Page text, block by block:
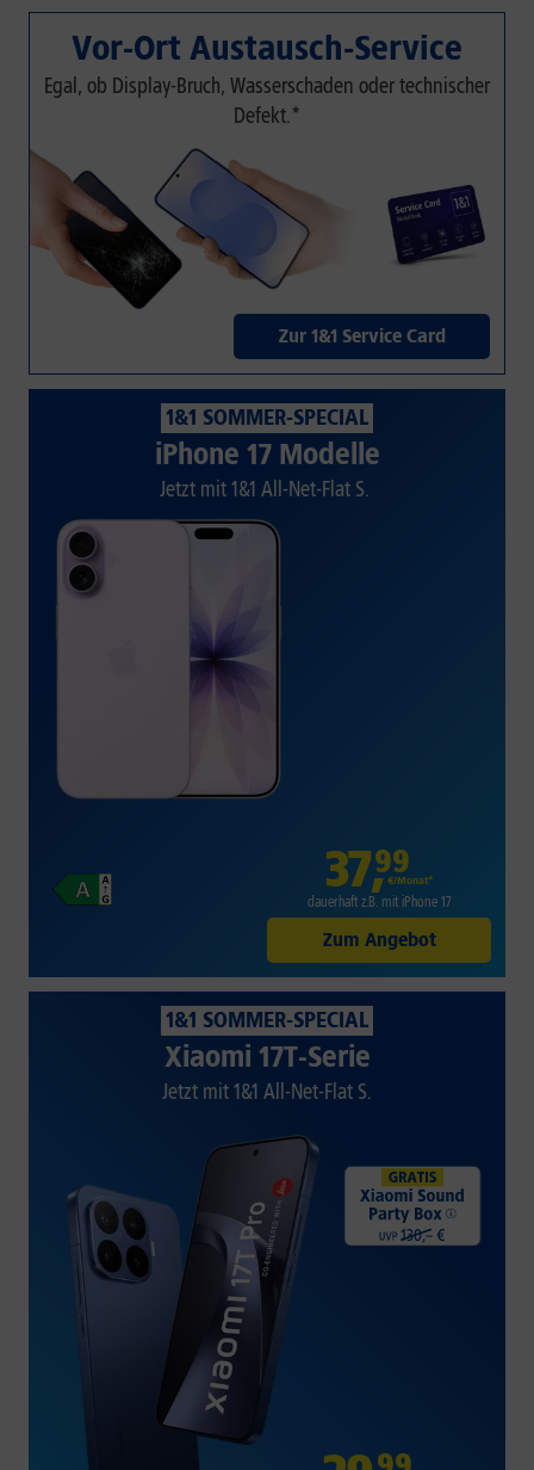
Vor-Ort Austausch-Service
Egal, ob Display-Bruch, Wasserschaden oder technischer
Defekt.*
Zur 1&1 Service Card
1&1 SOMMER-SPECIAL
iPhone 17 Modelle
Jetzt mit 1&1 All-Net-Flat S.
37,99
€/Monat*
dauerhaft z.B. mit iPhone 17
Zum Angebot
1&1 SOMMER-SPECIAL
Xiaomi 17T-Serie
Jetzt mit 1&1 All-Net-Flat S.